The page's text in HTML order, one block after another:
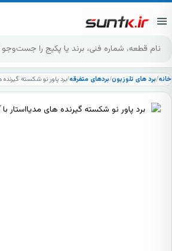
جست‌وجوی محصولات
خانه/برد های تلوزیون/بردهای متفرقه/